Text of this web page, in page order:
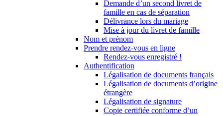
Demande d’un second livret de
famille en cas de séparation
Délivrance lors du mariage
Mise à jour du livret de famille
Nom et prénom
Prendre rendez-vous en ligne
Rendez-vous enregistré !
Authentification
Légalisation de documents français
Légalisation de documents d’origine
étrangère
Légalisation de signature
Copie certifiée conforme d’un